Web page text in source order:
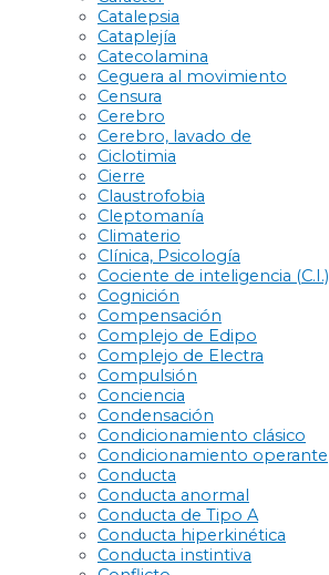
Catalepsia
Cataplejía
Catecolamina
Ceguera al movimiento
Censura
Cerebro
Cerebro, lavado de
Ciclotimia
Cierre
Claustrofobia
Cleptomanía
Climaterio
Clínica, Psicología
Cociente de inteligencia (C.I.)
Cognición
Compensación
Complejo de Edipo
Complejo de Electra
Compulsión
Conciencia
Condensación
Condicionamiento clásico
Condicionamiento operante
Conducta
Conducta anormal
Conducta de Tipo A
Conducta hiperkinética
Conducta instintiva